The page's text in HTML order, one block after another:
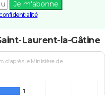
Je m'abonne
Laurent-la-Gâtine
d'après le Ministère de
1